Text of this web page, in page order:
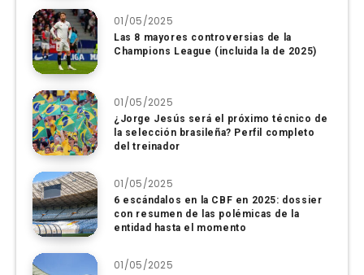
01/05/2025
Las 8 mayores controversias de la
Champions League (incluida la de 2025)
01/05/2025
¿Jorge Jesús será el próximo técnico de
la selección brasileña? Perfil completo
del treinador
01/05/2025
6 escándalos en la CBF en 2025: dossier
con resumen de las polémicas de la
entidad hasta el momento
01/05/2025